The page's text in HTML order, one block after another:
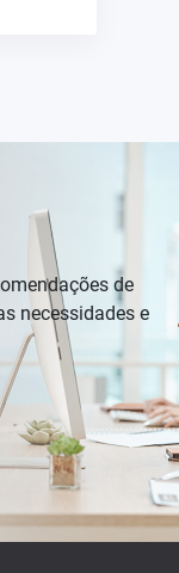
de
necessidades e